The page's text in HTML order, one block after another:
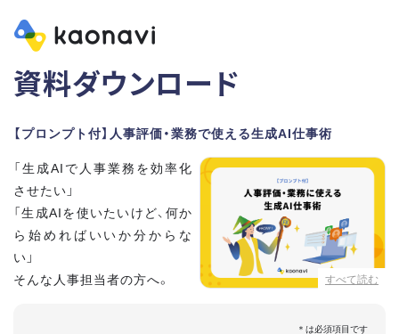
資料ダウンロード
【プロンプト付】人事評価・業務で使える生成AI仕事術
すべて読む
「生成AIで人事業務を効率化
させたい」
「生成AIを使いたいけど、何か
ら始めればいいか分からな
い」
そんな人事担当者の方へ。
本資料では、人事担当者300名の実態調査をもとに現場ですぐ